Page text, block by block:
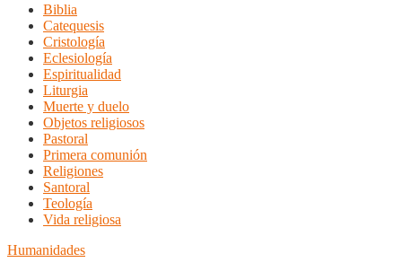
Biblia
Catequesis
Cristología
Eclesiología
Espiritualidad
Liturgia
Muerte y duelo
Objetos religiosos
Pastoral
Primera comunión
Religiones
Santoral
Teología
Vida religiosa
Humanidades